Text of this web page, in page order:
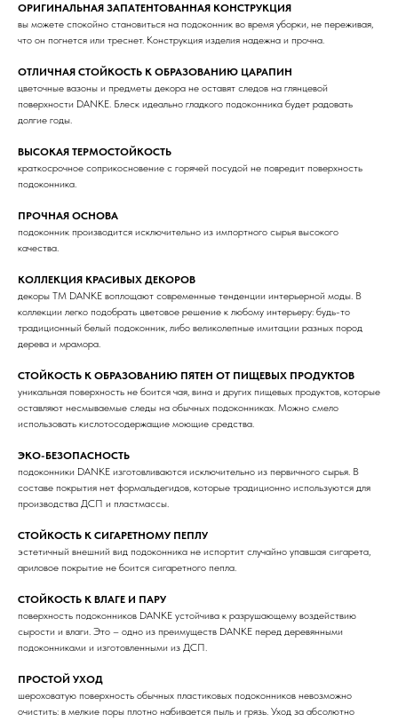
ОРИГИНАЛЬНАЯ ЗАПАТЕНТОВАННАЯ КОНСТРУКЦИЯ
вы можете спокойно становиться на подоконник во время уборки, не переживая,
что он погнется или треснет. Конструкция изделия надежна и прочна.
ОТЛИЧНАЯ СТОЙКОСТЬ К ОБРАЗОВАНИЮ ЦАРАПИН
цветочные вазоны и предметы декора не оставят следов на глянцевой
поверхности DANKE. Блеск идеально гладкого подоконника будет радовать
долгие годы.
ВЫСОКАЯ ТЕРМОСТОЙКОСТЬ
краткосрочное соприкосновение с горячей посудой не повредит поверхность
подоконника.
ПРОЧНАЯ ОСНОВА
подоконник производится исключительно из импортного сырья высокого
качества.
КОЛЛЕКЦИЯ КРАСИВЫХ ДЕКОРОВ
декоры ТМ DANKE воплощают современные тенденции интерьерной моды. В
коллекции легко подобрать цветовое решение к любому интерьеру: будь-то
традиционный белый подоконник, либо великолепные имитации разных пород
дерева и мрамора.
СТОЙКОСТЬ К ОБРАЗОВАНИЮ ПЯТЕН ОТ ПИЩЕВЫХ ПРОДУКТОВ
уникальная поверхность не боится чая, вина и других пищевых продуктов, которые
оставляют несмываемые следы на обычных подоконниках. Можно смело
использовать кислотосодержащие моющие средства.
ЭКО-БЕЗОПАСНОСТЬ
подоконники DANKE изготовливаются исключительно из первичного сырья. В
составе покрытия нет формальдегидов, которые традиционно используются для
производства ДСП и пластмассы.
СТОЙКОСТЬ К СИГАРЕТНОМУ ПЕПЛУ
эстетичный внешний вид подоконника не испортит случайно упавшая сигарета,
ариловое покрытие не боится сигаретного пепла.
СТОЙКОСТЬ К ВЛАГЕ И ПАРУ
поверхность подоконников DANKE устойчива к разрушающему воздействию
сырости и влаги. Это – одно из преимуществ DANKE перед деревянными
подоконниками и изготовленными из ДСП.
ПРОСТОЙ УХОД
шероховатую поверхность обычных пластиковых подоконников невозможно
очистить: в мелкие поры плотно набивается пыль и грязь. Уход за абсолютно